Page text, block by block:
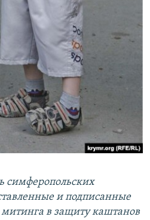
симферопольских
и подписанные
в защиту каштанов